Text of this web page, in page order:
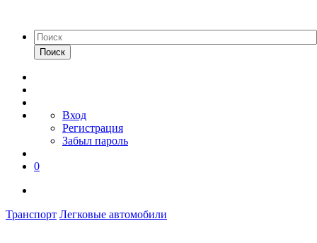
Поиск
Вход
Регистрация
Забыл пароль
0
Транспорт Легковые автомобили